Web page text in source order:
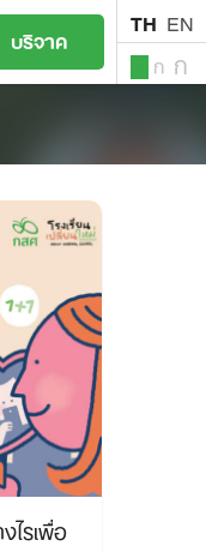
บริจาค TH EN
ก ก
ไรเพื่อ